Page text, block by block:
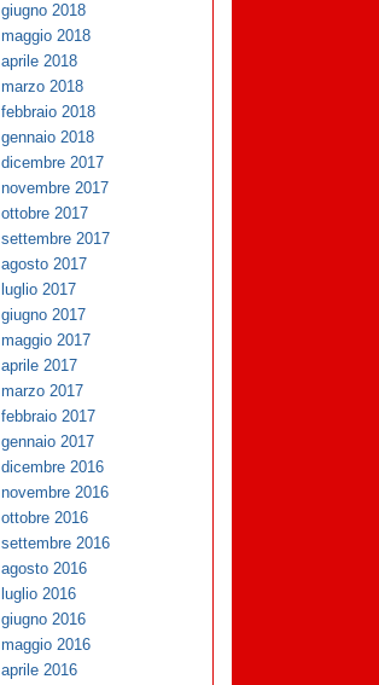
giugno 2018
maggio 2018
aprile 2018
marzo 2018
febbraio 2018
gennaio 2018
dicembre 2017
novembre 2017
ottobre 2017
settembre 2017
agosto 2017
luglio 2017
giugno 2017
maggio 2017
aprile 2017
marzo 2017
febbraio 2017
gennaio 2017
dicembre 2016
novembre 2016
ottobre 2016
settembre 2016
agosto 2016
luglio 2016
giugno 2016
maggio 2016
aprile 2016